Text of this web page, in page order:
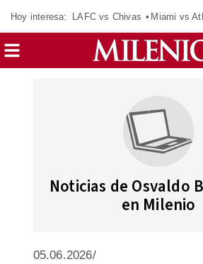
Hoy interesa: LAFC vs Chivas Miami vs
Noticias de Osvaldo
en Milenio
05.06.2026/